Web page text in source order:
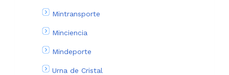
Mintransporte
Minciencia
Mindeporte
Urna de Cristal